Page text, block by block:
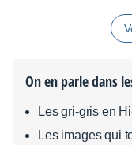
On en parle dans
Les gri-gris en
Les images qui